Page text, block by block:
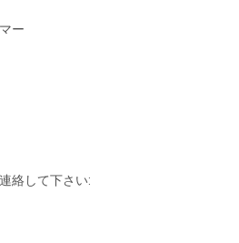
ー
絡して下さい: